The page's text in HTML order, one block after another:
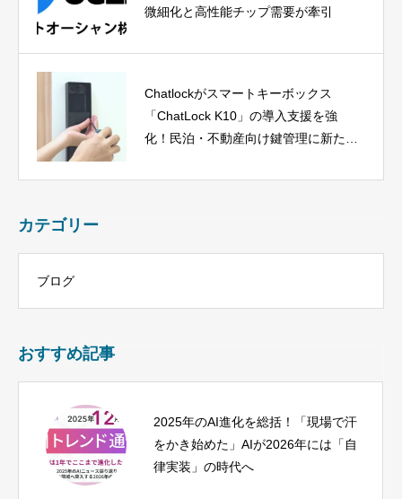
微細化と高性能チップ需要が牽引
Chatlockがスマートキーボックス
「ChatLock K10」の導入支援を強
化！民泊・不動産向け鍵管理に新たな
カテゴリー
ブログ
おすすめ記事
2025年のAI進化を総括！「現場で汗
をかき始めた」AIが2026年には「自
律実装」の時代へ